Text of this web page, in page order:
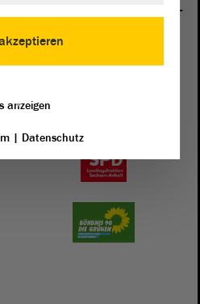
im Landtag von Sachsen-
anzeigen
| Datenschutz